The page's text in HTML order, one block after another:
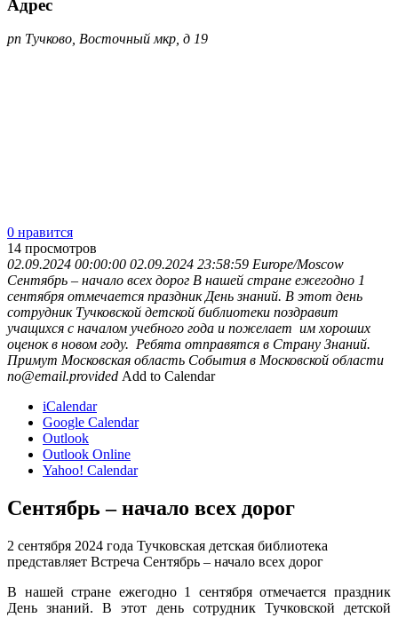
Адрес
рп Тучково, Восточный мкр, д 19
0 нравится
14 просмотров
02.09.2024 00:00:00 02.09.2024 23:58:59 Europe/Moscow
Сентябрь – начало всех дорог В нашей стране ежегодно 1
сентября отмечается праздник День знаний. В этот день
сотрудник Тучковской детской библиотеки поздравит
учащихся с началом учебного года и пожелает им хороших
оценок в новом году. Ребята отправятся в Страну Знаний.
Примут Московская область События в Московской области
no@email.provided Add to Calendar
iCalendar
Google Calendar
Outlook
Outlook Online
Yahoo! Calendar
Сентябрь – начало всех дорог
2 сентября 2024 года Тучковская детская библиотека
представляет Встреча Сентябрь – начало всех дорог
В нашей стране ежегодно 1 сентября отмечается праздник
День знаний. В этот день сотрудник Тучковской детской